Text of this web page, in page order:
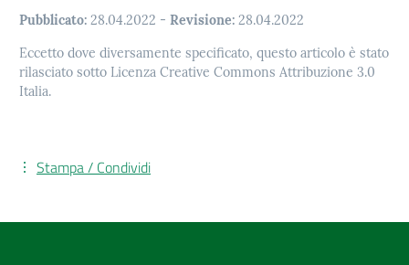
Pubblicato: 28.04.2022 - Revisione: 28.04.2022
Eccetto dove diversamente specificato, questo articolo è stato
rilasciato sotto Licenza Creative Commons Attribuzione 3.0
Italia.
Stampa / Condividi